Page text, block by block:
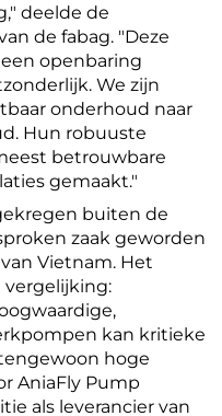
deelde de
de fabag. "Deze
openbaring
We zijn
onderhoud naar
Hun robuuste
betrouwbare
gemaakt."
buiten de
zaak geworden
Vietnam. Het
kan kritieke
hoge
AniaFly Pump
als leverancier van